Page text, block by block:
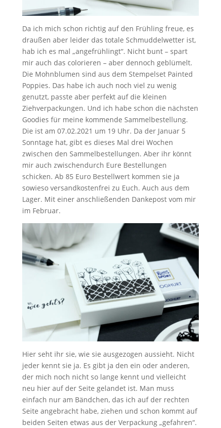
Da ich mich schon richtig auf den Frühling freue, es
draußen aber leider das totale Schmuddelwetter ist,
hab ich es mal „angefrühlingt“. Nicht bunt – spart
mir auch das colorieren – aber dennoch geblümelt.
Die Mohnblumen sind aus dem Stempelset Painted
Poppies. Das habe ich auch noch viel zu wenig
genutzt, passte aber perfekt auf die kleinen
Ziehverpackungen. Und ich habe schon die nächsten
Goodies für meine kommende Sammelbestellung.
Die ist am 07.02.2021 um 19 Uhr. Da der Januar 5
Sonntage hat, gibt es dieses Mal drei Wochen
zwischen den Sammelbestellungen. Aber ihr könnt
mir auch zwischendurch Eure Bestellungen
schicken. Ab 85 Euro Bestellwert kommen sie ja
sowieso versandkostenfrei zu Euch. Auch aus dem
Lager. Mit einer anschließenden Dankepost vom mir
im Februar.
Hier seht ihr sie, wie sie ausgezogen aussieht. Nicht
jeder kennt sie ja. Es gibt ja den ein oder anderen,
der mich noch nicht so lange kennt und vielleicht
neu hier auf der Seite gelandet ist. Man muss
einfach nur am Bändchen, das ich auf der rechten
Seite angebracht habe, ziehen und schon kommt auf
beiden Seiten etwas aus der Verpackung „gefahren“.